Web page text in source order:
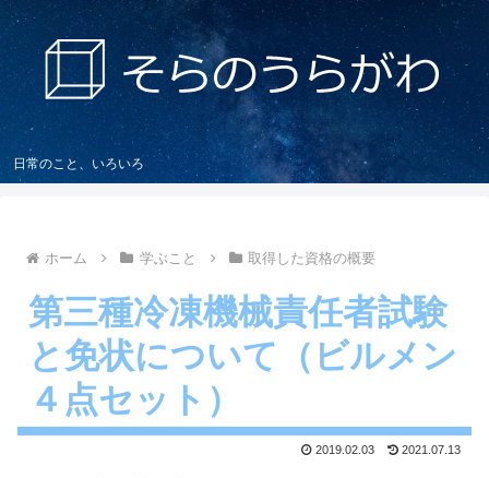
日常のこと、いろいろ
ホーム 学ぶこと 取得した資格の概要
第三種冷凍機械責任者試験
と免状について（ビルメン
４点セット）
2019.02.03 2021.07.13